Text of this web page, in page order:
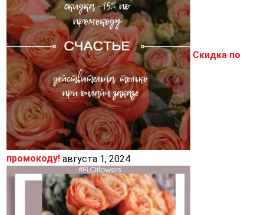
Скидка по
промокоду! августа 1, 2024